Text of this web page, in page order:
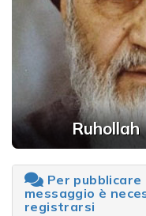
Ruhollah
Per pubblicare
messaggio è
registrarsi